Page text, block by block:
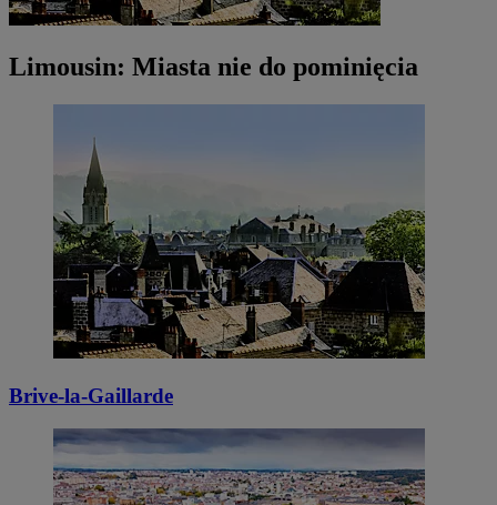
Limousin: Miasta nie do pominięcia
Brive-la-Gaillarde